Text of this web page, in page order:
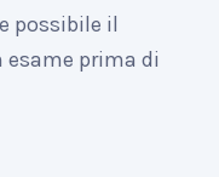
possibile il
prima di